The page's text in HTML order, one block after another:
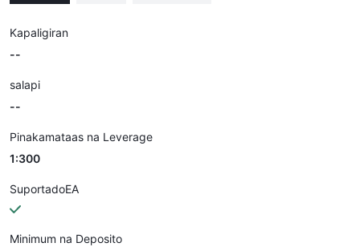
Kapaligiran
--
salapi
--
Pinakamataas na Leverage
1:300
SuportadoEA
Minimum na Deposito